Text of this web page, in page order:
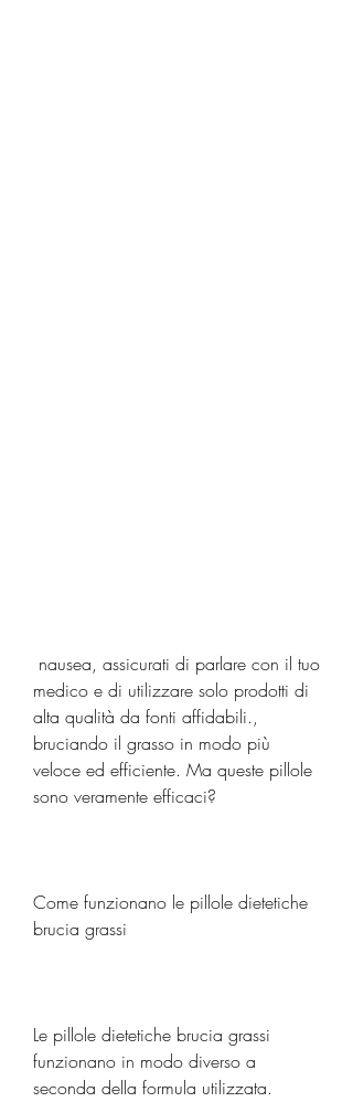
medico e di utilizzare solo prodotti di
alta qualità da fonti affidabili.,
bruciando il grasso in modo più
veloce ed efficiente. Ma queste pillole
sono veramente efficaci?
Come funzionano le pillole dietetiche
brucia grassi
Le pillole dietetiche brucia grassi
funzionano in modo diverso a
seconda della formula utilizzata.